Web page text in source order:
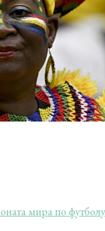
мира по футболу